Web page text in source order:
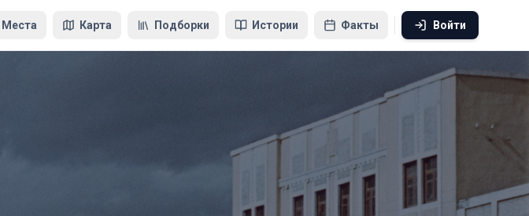
Места Карта Подборки Истории Факты Войти